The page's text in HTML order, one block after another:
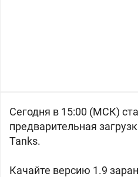
Сегодня в 15:00 (МСК)
предварительная
Tanks.
Качайте версию 1.9